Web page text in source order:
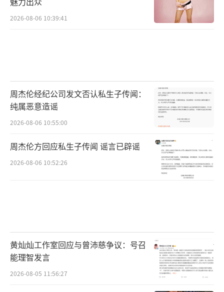
2026-08-06 10:39:41
周杰伦经纪公司发文否认私生子传闻：
纯属恶意造谣
2026-08-06 10:55:00
周杰伦方回应私生子传闻 谣言已辟谣
2026-08-06 10:52:26
黄灿灿工作室回应与曾沛慈争议：号召
能理智发言
2026-08-05 11:56:27